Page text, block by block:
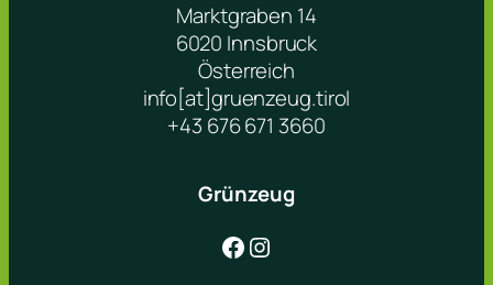
Marktgraben 14
6020 Innsbruck
Österreich
info[at]gruenzeug.tirol
+43 676 671 3660
Grünzeug
Facebook Instagram